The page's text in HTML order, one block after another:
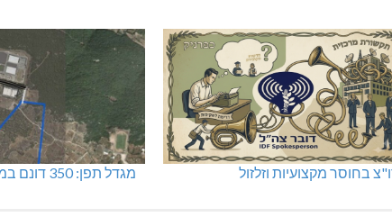
בחוסר מקצועיות וזלזול מגדל תפן: 350 דונם במתחם חדש